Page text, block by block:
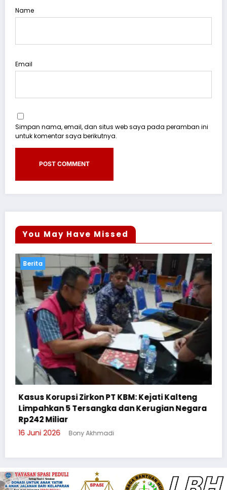
Name
Email
Simpan nama, email, dan situs web saya pada peramban ini
untuk komentar saya berikutnya.
You May Have Missed
KBM: Kejati Kalteng
dan Kerugian Negara
Berita
Cegah Bullying, Sikum